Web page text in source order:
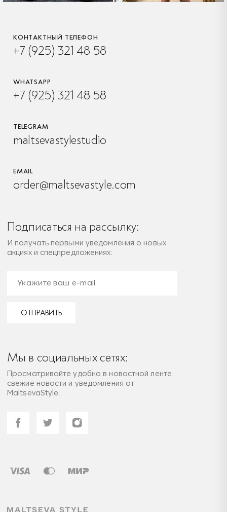
КОНТАКТНЫЙ ТЕЛЕФОН
+7 (925) 321 48 58
WHATSAPP
+7 (925) 321 48 58
TELEGRAM
maltsevastylestudio
EMAIL
order@maltsevastyle.com
Подписаться на рассылку:
И получать первыми уведомления о новых
акциях и спецпредложениях:
ОТПРАВИТЬ
Мы в социальных сетях:
Просматривайте удобно в новостной ленте
свежие новости и уведомления от
MaltsevaStyle: